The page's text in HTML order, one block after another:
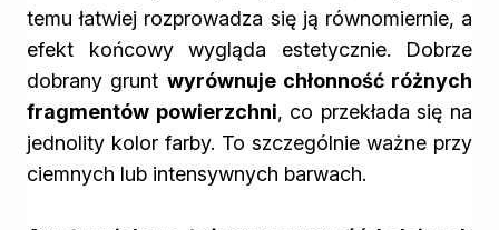
temu łatwiej rozprowadza się ją równomiernie, a
efekt końcowy wygląda estetycznie. Dobrze
dobrany grunt wyrównuje chłonność różnych
fragmentów powierzchni, co przekłada się na
jednolity kolor farby. To szczególnie ważne przy
ciemnych lub intensywnych barwach.